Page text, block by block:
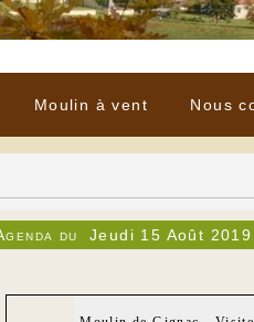
Moulin à vent Nous
du Jeudi 15 Août 2019